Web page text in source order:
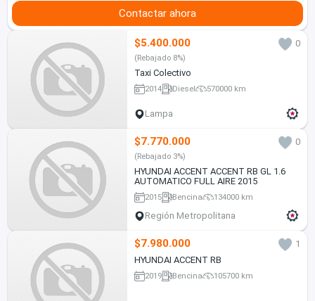
Contactar ahora
$5.400.000 0
(Rebajado 8%)
Taxi Colectivo
2014 Diesel 570000 km
Lampa
$7.770.000 0
(Rebajado 3%)
HYUNDAI ACCENT ACCENT RB GL 1.6
AUTOMATICO FULL AIRE 2015
2015 Bencina 134000 km
Región Metropolitana
$7.980.000
1
HYUNDAI ACCENT RB
2019 Bencina 105700 km